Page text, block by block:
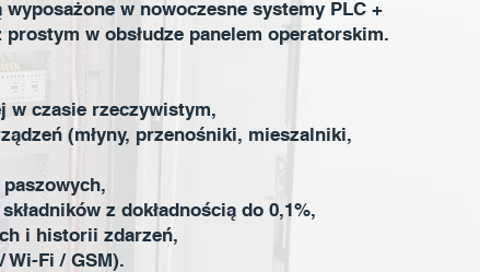
w nowoczesne systemy PLC +
w obsłudze panelem operatorskim.
w czasie rzeczywistym,
(młyny, przenośniki, mieszalniki,
z dokładnością do 0,1%,
i historii zdarzeń,
Fi / GSM).